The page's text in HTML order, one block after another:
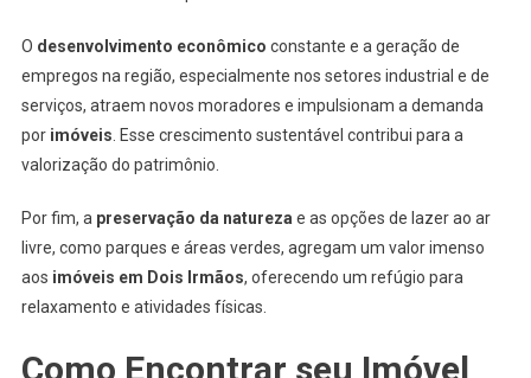
O desenvolvimento econômico constante e a geração de
empregos na região, especialmente nos setores industrial e de
serviços, atraem novos moradores e impulsionam a demanda
por imóveis . Esse crescimento sustentável contribui para a
valorização do patrimônio.
Por fim, a preservação da natureza e as opções de lazer ao ar
livre, como parques e áreas verdes, agregam um valor imenso
aos imóveis em Dois Irmãos, oferecendo um refúgio para
relaxamento e atividades físicas.
Como Encontrar seu Imóvel